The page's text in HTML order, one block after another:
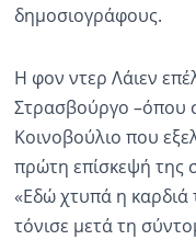
δημοσιογράφους.
Η φον ντερ Λάιεν
Στρασβούργο –όπου
Κοινοβούλιο που
πρώτη επίσκεψή της
«Εδώ χτυπά η καρδιά
τόνισε μετά τη